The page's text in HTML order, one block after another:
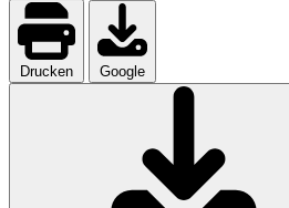
Drucken Google